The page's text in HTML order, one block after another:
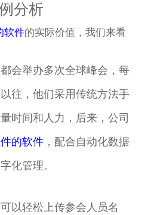
分析
软件的实际价值，我们来看
会举办多次全球峰会，每
往，他们采用传统方法手
时间和人力，后来，公司
的软件 ，配合自动化数据
化管理。
以轻松上传参会人员名